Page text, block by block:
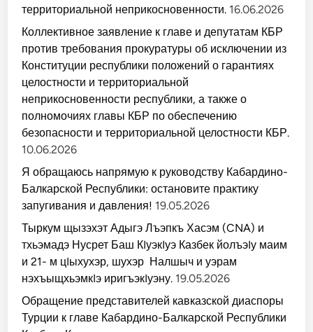
территориальной неприкосновенности. 16.06.2026
Коллективное заявление к главе и депутатам КБР
против требования прокуратуры об исключении из
Конституции республики положений о гарантиях
целостности и территориальной
неприкосновенности республики, а также о
полномочиях главы КБР по обеспечению
безопасности и территориальной целостности КБР.
10.06.2026
Я обращаюсь напрямую к руководству Кабардино-
Балкарской Республики: остановите практику
запугивания и давления! 19.05.2026
Тыркум щызэхэт Адыгэ Лъэпкъ Хасэм (CNA) и
тхьэмадэ Нусрет Баш КIуэкIуэ Казбек йолъэIу маим
и 21- м цIыхухэр, шухэр Налшыч и уэрам
нэхъыщхьэмкIэ иригъэкIуэну. 19.05.2026
Обращение представителей кавказской диаспоры
Турции к главе Кабардино-Балкарской Республики